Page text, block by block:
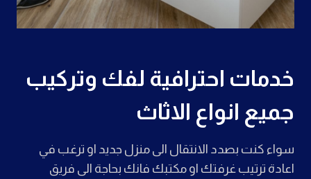
خدمات احترافية لفك وتركيب
جميع انواع الاثاث
سواء كنت بصدد الانتقال الى منزل جديد او ترغب في
اعادة ترتيب غرفتك او مكتبك فانك بحاجة الى فريق